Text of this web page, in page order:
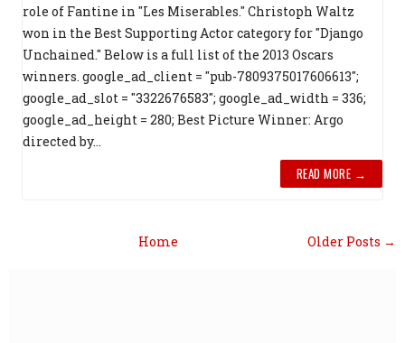
role of Fantine in "Les Miserables." Christoph Waltz
won in the Best Supporting Actor category for "Django
Unchained." Below is a full list of the 2013 Oscars
winners. google_ad_client = "pub-7809375017606613";
google_ad_slot = "3322676583"; google_ad_width = 336;
google_ad_height = 280; Best Picture Winner: Argo
directed by...
READ MORE →
Older Posts →
Home